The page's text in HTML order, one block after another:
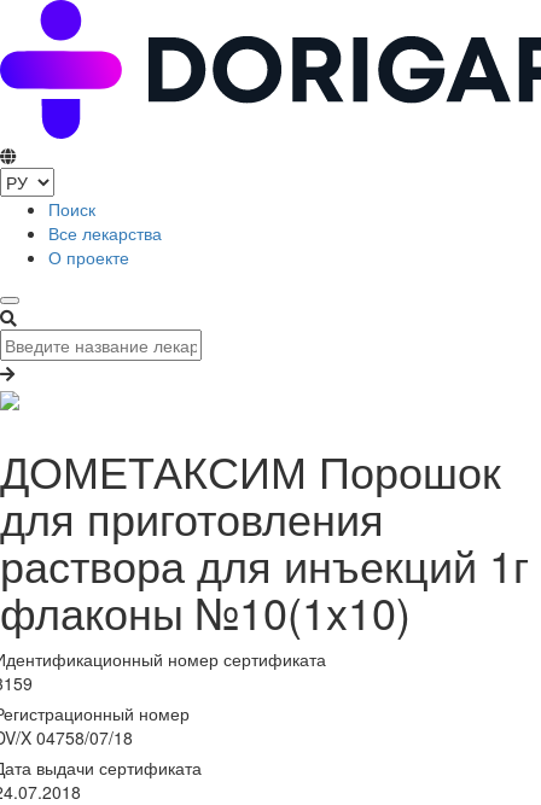
Поиск
Все лекарства
О проекте
ДОМЕТАКСИМ Порошок
для приготовления
раствора для инъекций 1г
флаконы №10(1x10)
номер сертификата
номер
X 04758/07/18
выдачи сертификата